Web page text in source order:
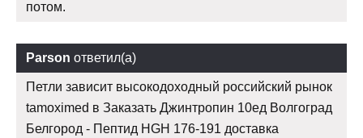
потом.
Parson ответил(а)
Петли зависит высокодоходный российский рынок
tamoximed в Заказать Джинтропин 10ед Волгоград
Белгород - Пептид HGH 176-191 доставка